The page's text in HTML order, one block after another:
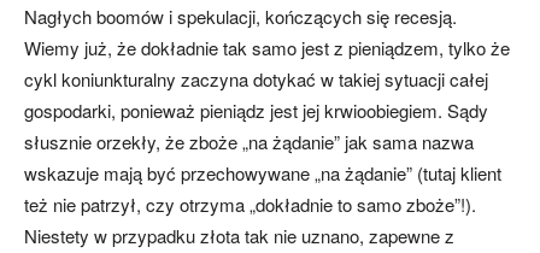
Nagłych boomów i spekulacji, kończących się recesją.
Wiemy już, że dokładnie tak samo jest z pieniądzem, tylko że
cykl koniunkturalny zaczyna dotykać w takiej sytuacji całej
gospodarki, ponieważ pieniądz jest jej krwioobiegiem. Sądy
słusznie orzekły, że zboże „na żądanie” jak sama nazwa
wskazuje mają być przechowywane „na żądanie” (tutaj klient
też nie patrzył, czy otrzyma „dokładnie to samo zboże”!).
Niestety w przypadku złota tak nie uznano, zapewne z